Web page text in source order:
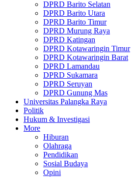
DPRD Barito Selatan
DPRD Barito Utara
DPRD Barito Timur
DPRD Murung Raya
DPRD Katingan
DPRD Kotawaringin Timur
DPRD Kotawaringin Barat
DPRD Lamandau
DPRD Sukamara
DPRD Seruyan
DPRD Gunung Mas
Universitas Palangka Raya
Politik
Hukum & Investigasi
More
Hiburan
Olahraga
Pendidikan
Sosial Budaya
Opini